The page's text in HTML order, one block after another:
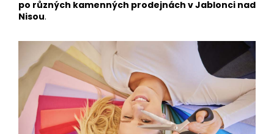
po různých kamenných prodejnách v Jablonci nad
Nisou.
a
?